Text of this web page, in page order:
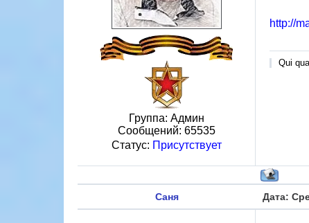
Группа: Админ
Сообщений: 65535
Статус: Присутствует
http://
Qui
Саня Дата: